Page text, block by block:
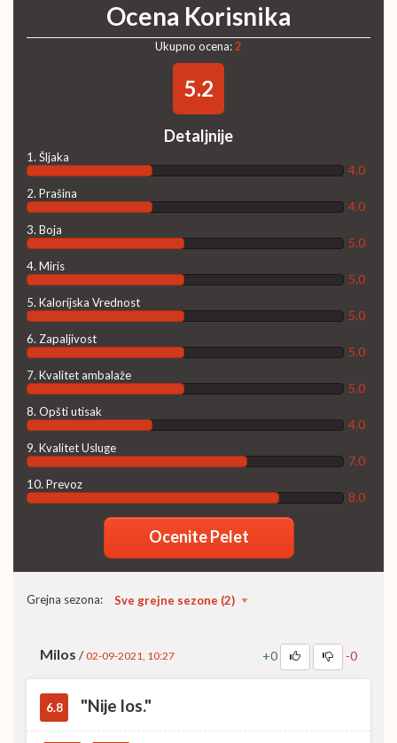
Ocena Korisnika
Ukupno ocena:2
5.2
Detaljnije
1. Šljaka
4.0
2. Prašina
4.0
3. Boja
5.0
4. Miris
5.0
5. Kalorijska Vrednost
5.0
6. Zapaljivost
5.0
7. Kvalitet ambalaže
5.0
8. Opšti utisak
4.0
9. Kvalitet Usluge
7.0
10. Prevoz
8.0
Ocenite Pelet
Grejna sezona:
Milos / 02-09-2021, 10:27 +0 -0
6.8 "Nije los."